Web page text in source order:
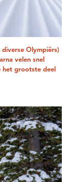
diverse Olympiërs)
velen snel
het grootste deel